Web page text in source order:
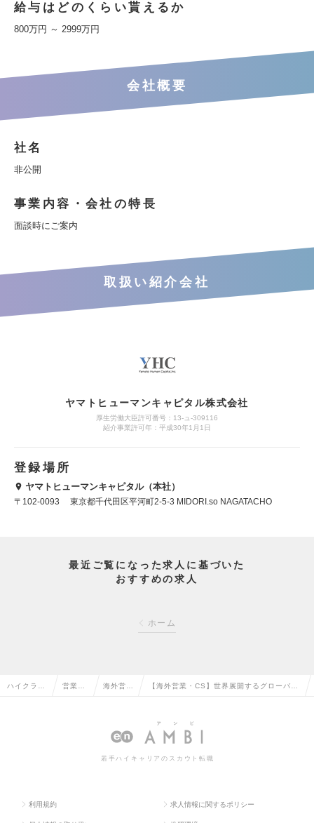
給与はどのくらい貰えるか
800万円 ～ 2999万円
会社概要
社名
非公開
事業内容・会社の特長
面談時にご案内
取扱い紹介会社
ヤマトヒューマンキャピタル株式会社
厚生労働大臣許可番号：13-ュ-309116
紹介事業許可年：平成30年1月1日
登録場所
ヤマトヒューマンキャピタル（本社）
〒102-0093 東京都千代田区平河町2-5-3 MIDORI.so NAGATACHO
最近ご覧になった求人に基づいた
おすすめの求人
ホーム
ハイクラス 営業系 海外営業 【海外営業・CS】世界展開するグローバル
若手ハイキャリアのスカウト転職
利用規約 求人情報に関するポリシー